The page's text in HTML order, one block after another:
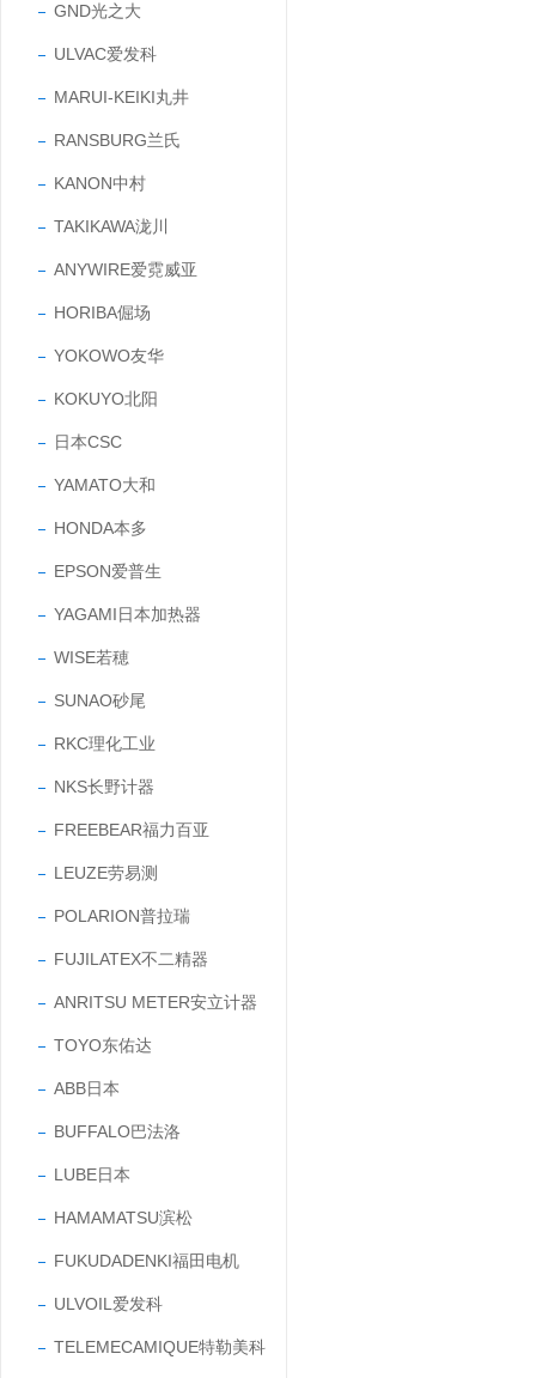
GND光之大
ULVAC爱发科
MARUI-KEIKI丸井
RANSBURG兰氏
KANON中村
TAKIKAWA泷川
ANYWIRE爱霓威亚
HORIBA倔场
YOKOWO友华
KOKUYO北阳
日本CSC
YAMATO大和
HONDA本多
EPSON爱普生
YAGAMI日本加热器
WISE若穂
SUNAO砂尾
RKC理化工业
NKS长野计器
FREEBEAR福力百亚
LEUZE劳易测
POLARION普拉瑞
FUJILATEX不二精器
ANRITSU METER安立计器
TOYO东佑达
ABB日本
BUFFALO巴法洛
LUBE日本
HAMAMATSU滨松
FUKUDADENKI福田电机
ULVOIL爱发科
TELEMECAMIQUE特勒美科